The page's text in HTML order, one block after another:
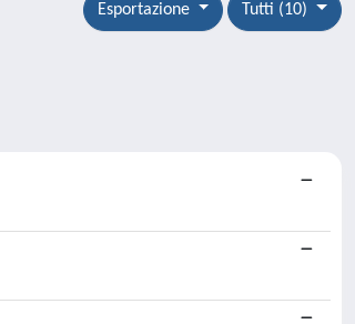
Tutti (10)
Esportazione